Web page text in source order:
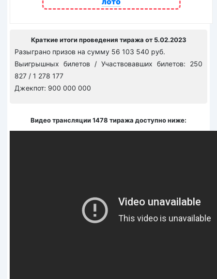
Краткие итоги проведения тиража от 5.02.2023
Разыграно призов на сумму 56 103 540 руб.
Выигрышных билетов / Участвовавших билетов: 250
827 / 1 278 177
Джекпот: 900 000 000
Видео трансляции 1478 тиража доступно ниже: